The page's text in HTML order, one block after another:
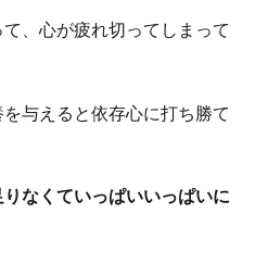
、心が疲れ切ってしまって
与えると依存心に打ち勝て
なくていっぱいいっぱいに